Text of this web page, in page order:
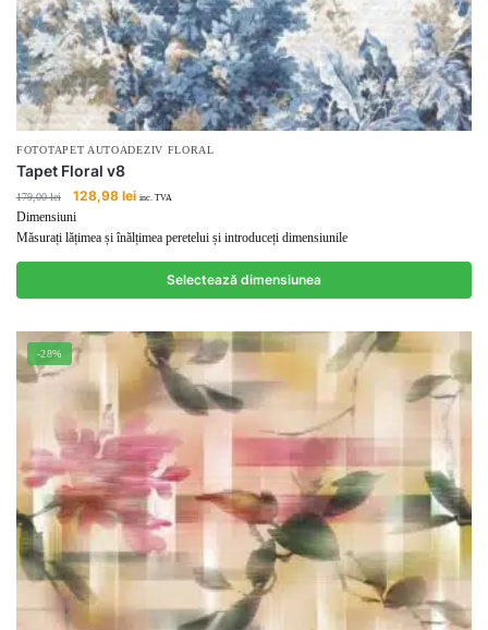
FOTOTAPET AUTOADEZIV FLORAL
Tapet Floral v8
179,00lei
Prețul
inițial
a
128,98 leiPrețul
este:
inc. TVA
Dimensiuni
Măsurați lățimea și înălțimea peretelui și introduceți dimensiunile
Selectează dimensiunea
-28%